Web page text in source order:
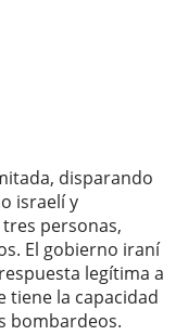
disparando
israelí y
personas,
El gobierno iraní
legítima a
tiene la capacidad
bombardeos.